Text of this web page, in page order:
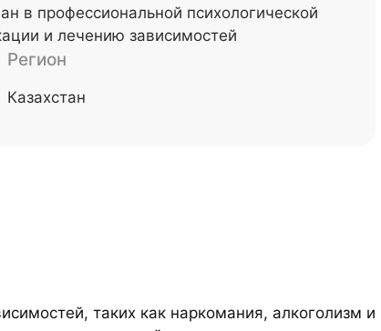
в профессиональной психологической
и лечению зависимостей
Регион
Казахстан
таких как наркомания, алкоголизм и